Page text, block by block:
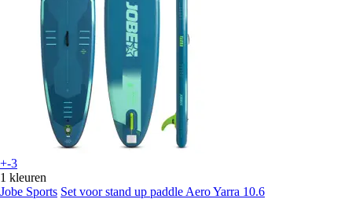
+-3
1 kleuren
Jobe Sports Set voor stand up paddle Aero Yarra 10.6